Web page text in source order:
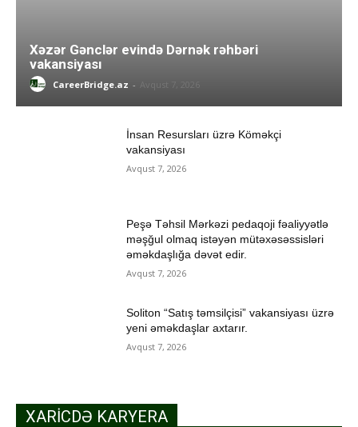
Xəzər Gənclər evində Dərnək rəhbəri
vakansiyası
CareerBridge.az - Avqust 7, 2026
İnsan Resursları üzrə Köməkçi
vakansiyası
Avqust 7, 2026
Peşə Təhsil Mərkəzi pedaqoji fəaliyyətlə
məşğul olmaq istəyən mütəxəsəssisləri
əməkdaşlığa dəvət edir.
Avqust 7, 2026
Soliton “Satış təmsilçisi” vakansiyası üzrə
yeni əməkdaşlar axtarır.
Avqust 7, 2026
XARICDƏ KARYERA